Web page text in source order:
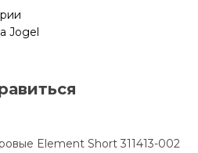
Jogel
Element Short 311413-002